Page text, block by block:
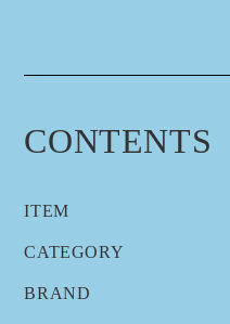
CONTENTS
ITEM
CATEGORY
BRAND